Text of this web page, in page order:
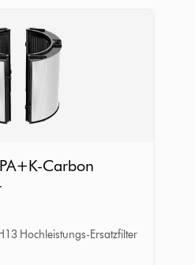
Carbon
Hochleistungs-Ersatzfilter